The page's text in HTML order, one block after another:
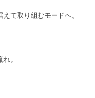
て取り組むモードへ。
。